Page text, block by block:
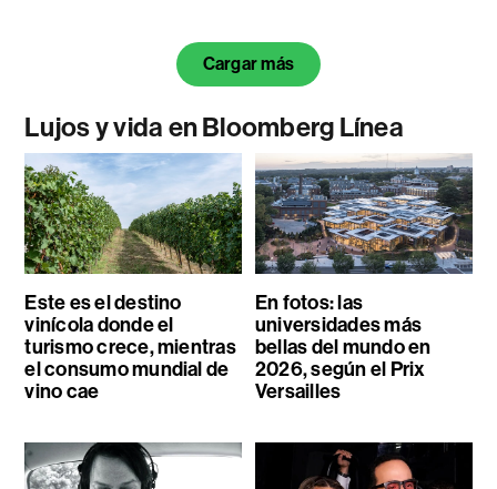
Cargar más
Lujos y vida en Bloomberg Línea
Este es el destino
vinícola donde el
turismo crece, mientras
el consumo mundial de
vino cae
En fotos: las
universidades más
bellas del mundo en
2026, según el Prix
Versailles